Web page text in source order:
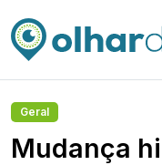
Geral
Mudança